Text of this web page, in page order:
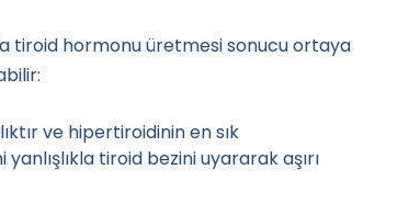
tiroid hormonu üretmesi sonucu ortaya
ve hipertiroidinin en sık
tiroid bezini uyararak aşırı